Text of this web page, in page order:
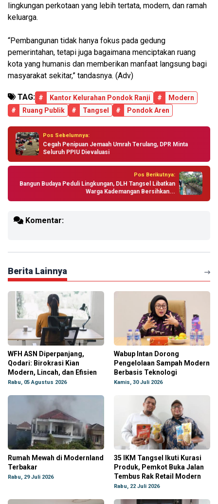
lingkungan perkotaan yang lebih tertata, modern, dan ramah
keluarga.
“Pembangunan tidak hanya fokus pada gedung
pemerintahan, tetapi juga bagaimana menciptakan ruang
kota yang humanis dan memberikan manfaat langsung bagi
masyarakat sekitar,” tandasnya. (Adv)
TAG: # Kantor Kelurahan Pondok Ranji #
Modern
#
Ruang Publik # Tangsel # Pondok Aren
Pos Sebelumnya:
Cegah Penipuan Jemaah Umrah Terulang, DPR Minta
Seluruh PPIU Dievaluasi
Pos Berikutnya:
Bangun Budaya Peduli Lingkungan, DLH Tangsel Libatkan
Warga Kademangan Bersihkan...
Komentar:
Berita Lainnya
WFH ASN Diperpanjang,
Qodari: Birokrasi Kian
Modern, Lincah, dan Efisien
Rabu, 05 Agustus 2026
Wabup Intan Dorong
Pengelolaan Sampah Modern
Berbasis Teknologi
Kamis, 30 Juli 2026
Rumah Mewah di Modernland
Terbakar
Rabu, 29 Juli 2026
35 IKM Tangsel Ikuti Kurasi
Produk, Pemkot Buka Jalan
Tembus Rak Retail Modern
Rabu, 22 Juli 2026